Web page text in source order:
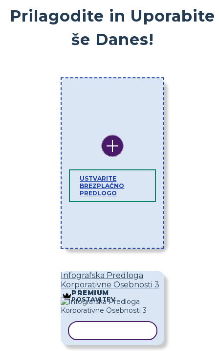
Prilagodite in Uporabite
še Danes!
USTVARITE
BREZPLAČNO
PREDLOGO
Infografska Predloga
Korporativne Osebnosti 3
PREMIUM
POSTAVITEV